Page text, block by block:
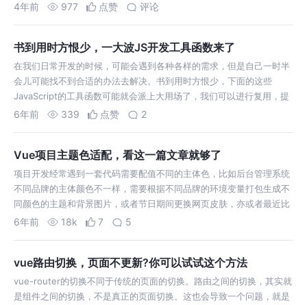
4年前 977 点赞 评论
书到用时方恨少，一大波JS开发工具函数来了
在我们日常开发的时候，可能会遇到各种各样的需求，但是自己一时半
会儿可能找不到合适的办法去解决。书到用时方恨少，下面的这些
JavaScript的工具函数可能就会派上大用场了，我们可以进行复用，提
高我们的工作效率。 我把下面的方法都大致分了个类放在了我的
6年前 339 点赞 2
Vue项目主题色适配，看这一篇文章就够了
项目开发经常遇到一套代码需要配值不同的主体色，比如后台管理系统
不同品牌的主体颜色不一样，需要根据不同品牌的环境变量打包生成不
同颜色的主题和背景图片，或者节日期间更换网页皮肤，亦或者最近比
较火的微信黑暗模式和明亮模式。都会有切换主题色的需求，那么本文
6年前 18k 7 5
vue路由切换，页面不更新?你可以试试这个方法
vue-router的切换不同于传统的页面的切换。路由之间的切换，其实就
是组件之间的切换，不是真正的页面切换。这也会导致一个问题，就是